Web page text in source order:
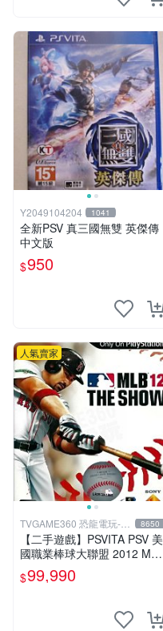
Y2049104204 1041
全新PSV 真三國無雙 英傑傳
中文版
$950
人氣賣家
TVGAME360 恐龍電玩-台
中店
8650
【二手遊戲】PSVITA PSV 美
國職業棒球大聯盟 2012 MLB
THE SHOW 12 英文版 【台
中恐龍電玩】
$99,990